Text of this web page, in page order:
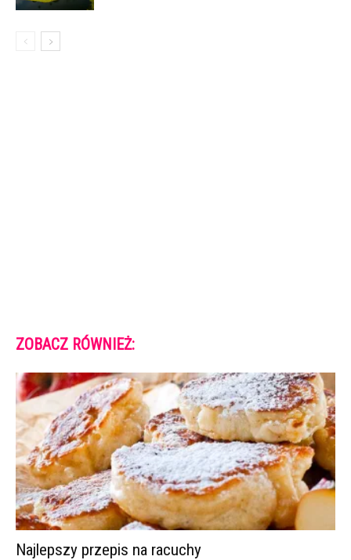
ZOBACZ RÓWNIEŻ:
Najlepszy przepis na racuchy